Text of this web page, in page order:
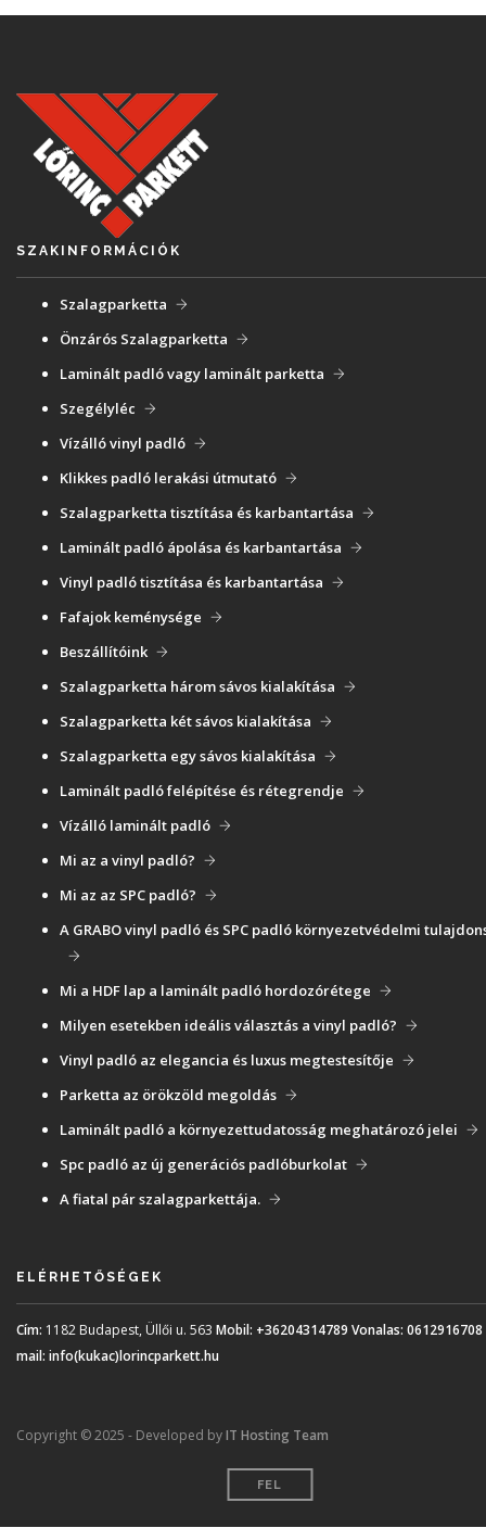
SZAKINFORMÁCIÓK
Szalagparketta
Önzárós Szalagparketta
Laminált padló vagy laminált parketta
Szegélyléc
Vízálló vinyl padló
Klikkes padló lerakási útmutató
Szalagparketta tisztítása és karbantartása
Laminált padló ápolása és karbantartása
Vinyl padló tisztítása és karbantartása
Fafajok keménysége
Beszállítóink
Szalagparketta három sávos kialakítása
Szalagparketta két sávos kialakítása
Szalagparketta egy sávos kialakítása
Laminált padló felépítése és rétegrendje
Vízálló laminált padló
Mi az a vinyl padló?
Mi az az SPC padló?
A GRABO vinyl padló és SPC padló környezetvédelmi
Mi a HDF lap a laminált padló hordozórétege
Milyen esetekben ideális választás a vinyl padló?
Vinyl padló az elegancia és luxus megtestesítője
Parketta az örökzöld megoldás
Laminált padló a környezettudatosság meghatározó jelei
Spc padló az új generációs padlóburkolat
A fiatal pár szalagparkettája.
ELÉRHETŐSÉGEK
Cím: 1182 Budapest, Üllői u. 563 Mobil: +36204314789 Vonalas: 0612916708
mail: info(kukac)lorincparkett.hu
Copyright © 2025 - Developed byIT Hosting Team
FEL